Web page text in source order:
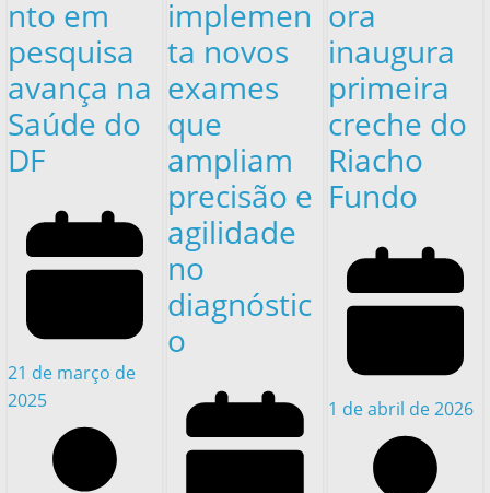
nto em
pesquisa
avança na
Saúde do
DF
21 de março de
2025
implemen
ta novos
exames
que
ampliam
precisão e
agilidade
no
diagnóstic
o
ora
inaugura
primeira
creche do
Riacho
Fundo
1 de abril de 2026